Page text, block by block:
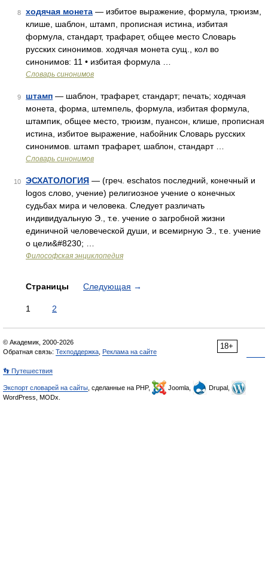
8 ходячая монета — избитое выражение, формула, трюизм,
клише, шаблон, штамп, прописная истина, избитая
формула, стандарт, трафарет, общее место Словарь
русских синонимов. ходячая монета сущ., кол во
синонимов: 11 • избитая формула …
Словарь синонимов
9 штамп — шаблон, трафарет, стандарт; печать; ходячая
монета, форма, штемпель, формула, избитая формула,
штампик, общее место, трюизм, пуансон, клише, прописная
истина, избитое выражение, набойник Словарь русских
синонимов. штамп трафарет, шаблон, стандарт …
Словарь синонимов
10 ЭСХАТОЛОГИЯ — (греч. eschatos последний, конечный и
logos слово, учение) религиозное учение о конечных
судьбах мира и человека. Следует различать
индивидуальную Э., т.е. учение о загробной жизни
единичной человеческой души, и всемирную Э., т.е. учение
о цели&#8230; …
Философская энциклопедия
Страницы Следующая →
1 2
18+
© Академик, 2000-2026
Обратная связь: Техподдержка Реклама на сайте
👣 Путешествия
Экспорт словарей на сайты , сделанные на PHP, Joomla,
Drupal,
WordPress, MODx.